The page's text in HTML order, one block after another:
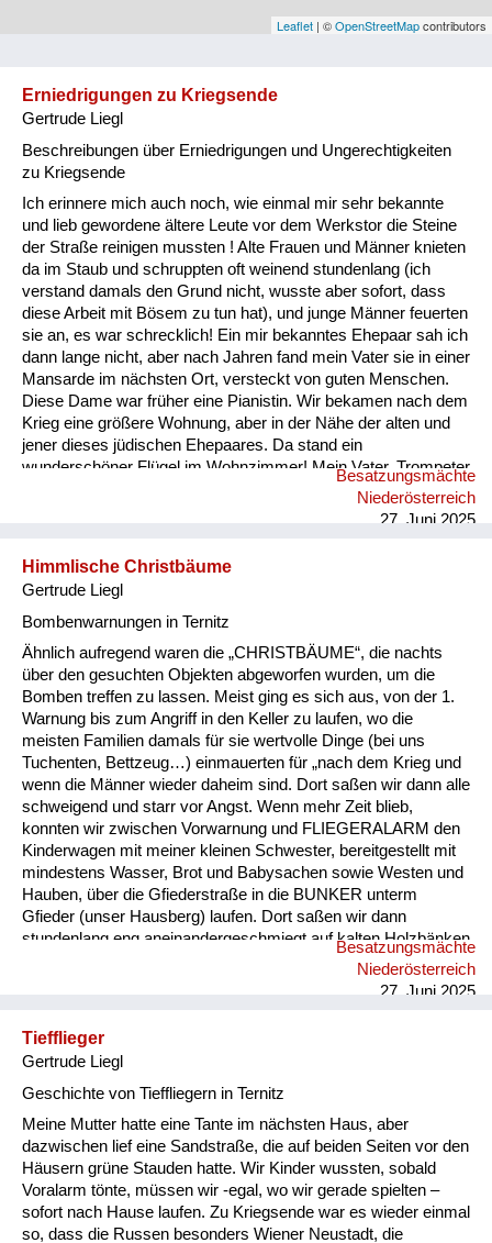
Vorarlberg
Frauen, Mütter, Kinder
Versorgung
Heimkehrer
Fluchtgeschichten
Familiengeschichten
Schule und Ausbildung
Wiederaufbau und
Wohnen
Leaflet | ©OpenStreetMapcontributors
Erniedrigungen zu Kriegsende
Gertrude Liegl
Beschreibungen über Erniedrigungen und Ungerechtigkeiten
zu Kriegsende
Ich erinnere mich auch noch, wie einmal mir sehr bekannte
und lieb gewordene ältere Leute vor dem Werkstor die Steine
der Straße reinigen mussten ! Alte Frauen und Männer knieten
da im Staub und schruppten oft weinend stundenlang (ich
verstand damals den Grund nicht, wusste aber sofort, dass
diese Arbeit mit Bösem zu tun hat), und junge Männer feuerten
sie an, es war schrecklich! Ein mir bekanntes Ehepaar sah ich
dann lange nicht, aber nach Jahren fand mein Vater sie in einer
Mansarde im nächsten Ort, versteckt von guten Menschen.
Diese Dame war früher eine Pianistin. Wir bekamen nach dem
Krieg eine größere Wohnung, aber in der Nähe der alten und
jener dieses jüdischen Ehepaares. Da stand ein
wunderschöner Flügel im Wohnzimmer! Mein Vater, Trompeter
und Kapellmeister, untersuchte das Klavier und fand
tatsächlich ein Schild innen mit dem Namen dieser Dame. Er
Freude war für...
Besatzungsmächte
Niederösterreich
27. Juni 2025
Himmlische Christbäume
Gertrude Liegl
Bombenwarnungen in Ternitz
Ähnlich aufregend waren die „CHRISTBÄUME“, die nachts
über den gesuchten Objekten abgeworfen wurden, um die
Bomben treffen zu lassen. Meist ging es sich aus, von der 1.
Warnung bis zum Angriff in den Keller zu laufen, wo die
meisten Familien damals für sie wertvolle Dinge (bei uns
Tuchenten, Bettzeug…) einmauerten für „nach dem Krieg und
wenn die Männer wieder daheim sind. Dort saßen wir dann alle
schweigend und starr vor Angst. Wenn mehr Zeit blieb,
konnten wir zwischen Vorwarnung und FLIEGERALARM den
Kinderwagen mit meiner kleinen Schwester, bereitgestellt mit
mindestens Wasser, Brot und Babysachen sowie Westen und
Hauben, über die Gfiederstraße in die BUNKER unterm
Gfieder (unser Hausberg) laufen. Dort saßen wir dann
stundenlang eng aneinandergeschmiegt auf kalten Holzbänken
Bombeneinschläge in nächster Nähe überlebt, aber auf der
bombardiert.
Besatzungsmächte
Niederösterreich
27. Juni 2025
Tiefflieger
Gertrude Liegl
Geschichte von Tieffliegern in Ternitz
Meine Mutter hatte eine Tante im nächsten Haus, aber
dazwischen lief eine Sandstraße, die auf beiden Seiten vor den
Häusern grüne Stauden hatte. Wir Kinder wussten, sobald
Voralarm tönte, müssen wir -egal, wo wir gerade spielten –
sofort nach Hause laufen. Zu Kriegsende war es wieder einmal
so, dass die Russen besonders Wiener Neustadt, die